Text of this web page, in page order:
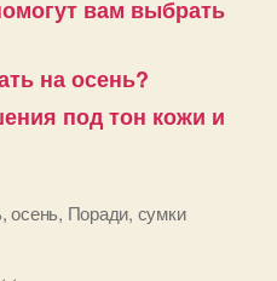
вам выбрать
на осень?
под тон кожи и
,осень, Поради, сумки